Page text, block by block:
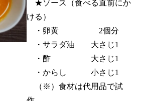
★ソース（食べる直前にか
ける）
・卵黄 2個分
・サラダ油 大さじ1
・酢 大さじ1
・からし 小さじ1
（※）食材は代用品で試